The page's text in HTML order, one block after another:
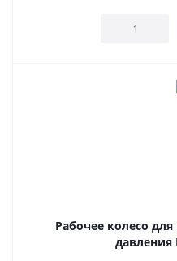
Рабочее колесо
давления